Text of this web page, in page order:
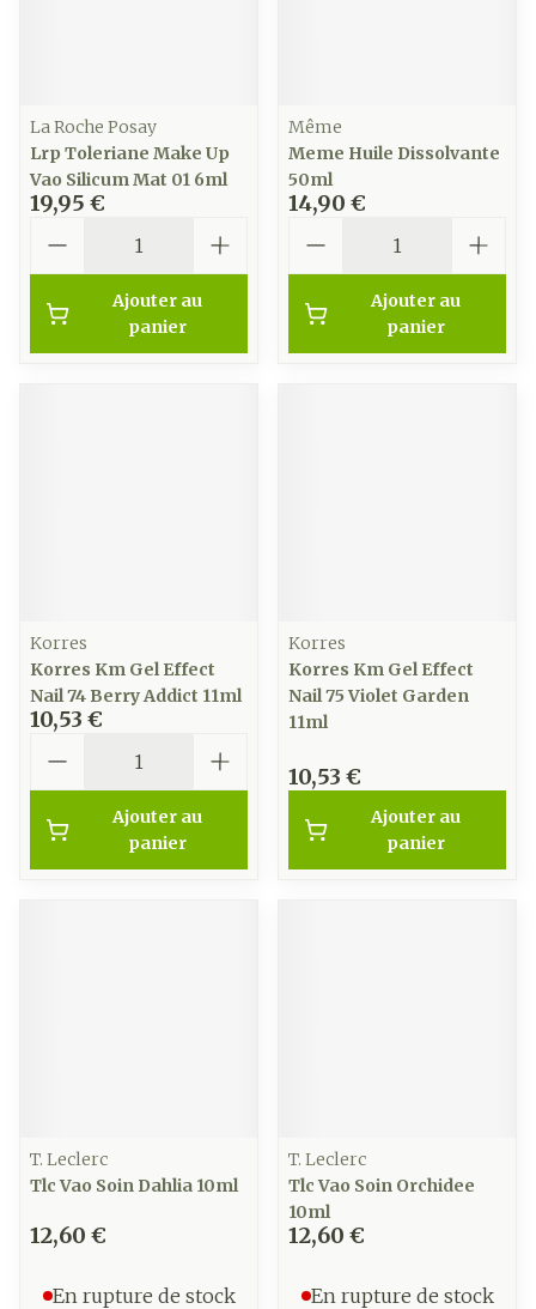
La Roche Posay
Lrp Toleriane Make Up
Vao Silicum Mat 01 6ml
19,95 €
Ajouter au
panier
Même
Meme Huile Dissolvante
50ml
14,90 €
Ajouter au
panier
Korres
Korres Km Gel Effect
Nail 74 Berry Addict 11ml
10,53 €
Ajouter au
panier
Korres
Korres Km Gel Effect
Nail 75 Violet Garden
11ml
10,53 €
Ajouter au
panier
T. Leclerc
Tlc Vao Soin Dahlia 10ml
12,60 €
En rupture de stock
T. Leclerc
Tlc Vao Soin Orchidee
10ml
12,60 €
En rupture de stock